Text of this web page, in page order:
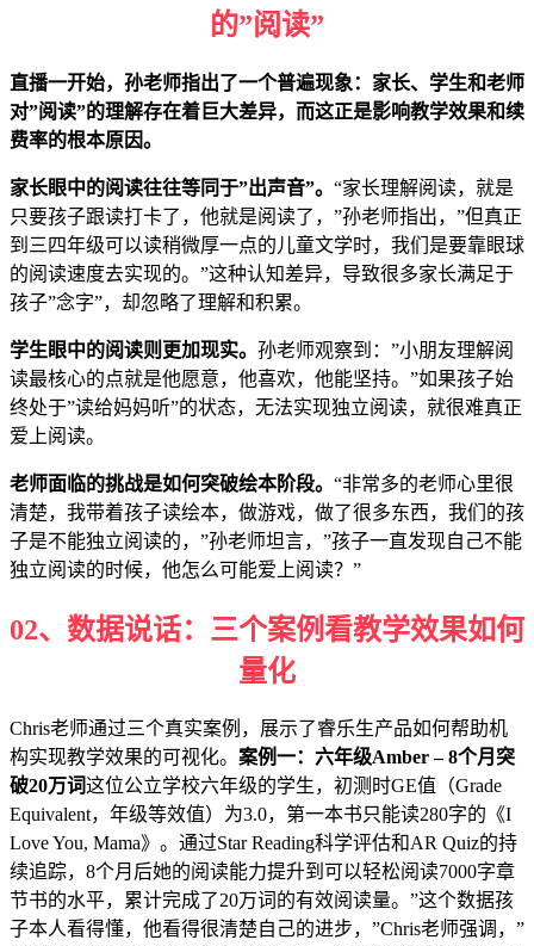
的”阅读”
直播一开始，孙老师指出了一个普遍现象：家长、学生和老师
对”阅读”的理解存在着巨大差异，而这正是影响教学效果和续
费率的根本原因。
家长眼中的阅读往往等同于”出声音”。 “家长理解阅读，就是
只要孩子跟读打卡了，他就是阅读了，”孙老师指出，”但真正
到三四年级可以读稍微厚一点的儿童文学时，我们是要靠眼球
的阅读速度去实现的。”这种认知差异，导致很多家长满足于
孩子”念字”，却忽略了理解和积累。
学生眼中的阅读则更加现实。 孙老师观察到：”小朋友理解阅
读最核心的点就是他愿意，他喜欢，他能坚持。”如果孩子始
终处于”读给妈妈听”的状态，无法实现独立阅读，就很难真正
爱上阅读。
老师面临的挑战是如何突破绘本阶段。 “非常多的老师心里很
清楚，我带着孩子读绘本，做游戏，做了很多东西，我们的孩
子是不能独立阅读的，”孙老师坦言，”孩子一直发现自己不能
独立阅读的时候，他怎么可能爱上阅读？”
02、 数据说话：三个案例看教学效果如何
量化
Chris老师通过三个真实案例，展示了睿乐生产品如何帮助机
构实现教学效果的可视化。 案例一：六年级Amber – 8个月突
破20万词这位公立学校六年级的学生，初测时GE值（Grade
Equivalent，年级等效值）为3.0，第一本书只能读280字的《I
Love You, Mama》。通过Star Reading科学评估和AR Quiz的持
续追踪，8个月后她的阅读能力提升到可以轻松阅读7000字章
节书的水平，累计完成了20万词的有效阅读量。”这个数据孩
子本人看得懂，他看得很清楚自己的进步，”Chris老师强调，”